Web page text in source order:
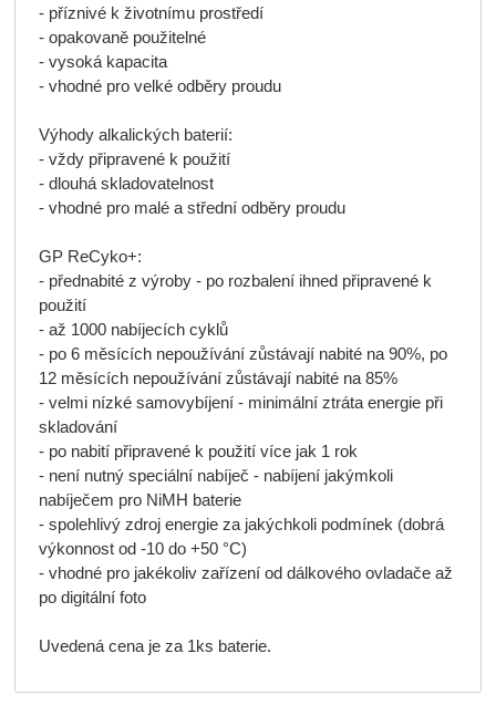
- příznivé k životnímu prostředí
- opakovaně použitelné
- vysoká kapacita
- vhodné pro velké odběry proudu
Výhody alkalických baterií:
- vždy připravené k použití
- dlouhá skladovatelnost
- vhodné pro malé a střední odběry proudu
GP ReCyko+:
- přednabité z výroby - po rozbalení ihned připravené k
použití
- až 1000 nabíjecích cyklů
- po 6 měsících nepoužívání zůstávají nabité na 90%, po
12 měsících nepoužívání zůstávají nabité na 85%
- velmi nízké samovybíjení - minimální ztráta energie při
skladování
- po nabití připravené k použití více jak 1 rok
- není nutný speciální nabíječ - nabíjení jakýmkoli
nabíječem pro NiMH baterie
- spolehlivý zdroj energie za jakýchkoli podmínek (dobrá
výkonnost od -10 do +50 °C)
- vhodné pro jakékoliv zařízení od dálkového ovladače až
po digitální foto
Uvedená cena je za 1ks baterie.